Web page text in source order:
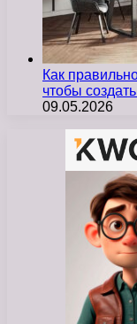
Как
чтобы
09.05.2026